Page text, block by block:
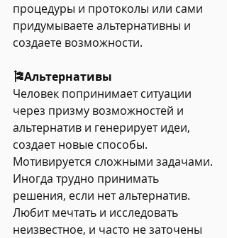
процедуры и протоколы или сами
придумываете альтернативны и
создаете возможности.
🎏Альтернативы
Человек попринимает ситуации
через призму возможностей и
альтернатив и генерирует идеи,
создает новые способы.
Мотивируется сложными задачами.
Иногда трудно принимать
решения, если нет альтернатив.
Любит мечтать и исследовать
неизвестное, и часто не заточены